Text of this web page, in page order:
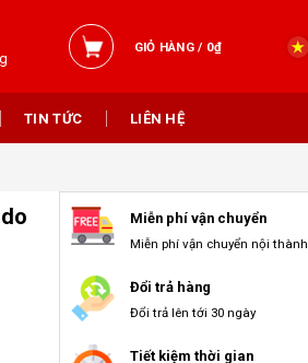
GIỎ HÀNG / 0₫
TIN TỨC LIÊN HỆ
Miễn phí vận chuyển
Miễn phí vận chuyển nội thành
Đổi trả hàng
Đổi trả lên tới 30 ngày
Tiết kiệm thời gian